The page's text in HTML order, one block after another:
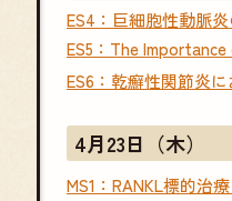
ES4：巨細胞性動脈
ES5：The
ES6：乾癬性関節炎
4月23日（木）
MS1：RANKL標的治